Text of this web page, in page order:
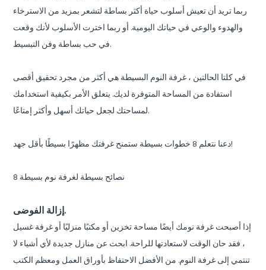
ربما تريد أن تعيش أسلوب حياة أكثر بساطة لتشعر بمزيد من الاسترخاء
والهدوء والوعي في حياتك اليومية. أو ربما اخترت الأسلوب لأنك وقعت
في حب بساطة وفن التبسيط.
في كلتا الحالتين ، غرفة النوم البسيطة هي أكثر من مجرد تحقيق أقصى
استفادة من المساحة المتوفرة لديك. يتعلق الأمر بكيفية استخدامك
لمساحتك لجعل حياتك أسهل وأكثر إمتاعًا.
دعنا نتعلم 8 خطوات بسيطة ستمنح غرفتك مظهرًا بسيطًا بأقل جهد!
8 نصائح بسيطة لغرفة نوم بسيطة
إزالة الفوضى.
إذا أصبحت غرفة نومك أيضًا مساحة تخزين أو مكتبًا منزليًا أو غرفة غسيل
، فقد حان الوقت لاستعادتها للراحة. ابحث عن منازل جديدة لأي أشياء لا
تنتمي إلى غرفة النوم. من الأفضل الاحتفاظ بأوراق العمل ومعظم الكتب